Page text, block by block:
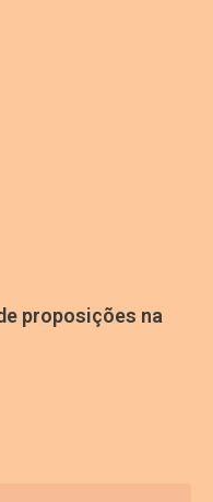
proposições na